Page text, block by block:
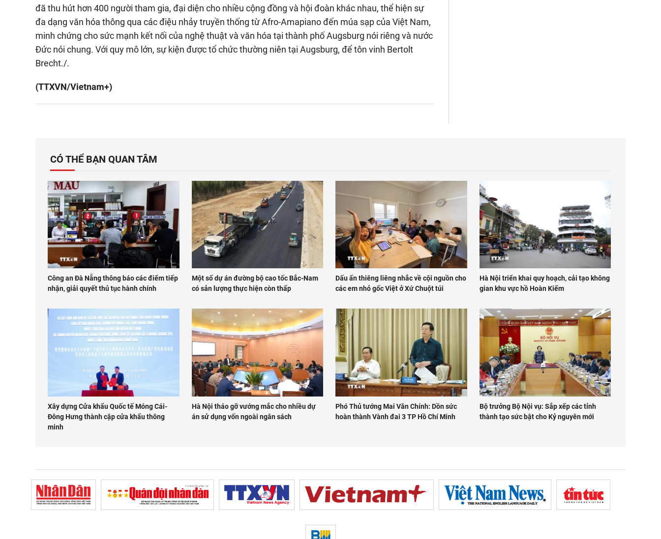
đã thu hút hơn 400 người tham gia, đại diện cho nhiều cộng đồng và hội đoàn khác nhau, thể hiện sự
đa dạng văn hóa thông qua các điệu nhảy truyền thống từ Afro-Amapiano đến múa sạp của Việt Nam,
minh chứng cho sức mạnh kết nối của nghệ thuật và văn hóa tại thành phố Augsburg nói riêng và nước
Đức nói chung. Với quy mô lớn, sự kiện được tổ chức thường niên tại Augsburg, để tôn vinh Bertolt
Brecht./.
(TTXVN/Vietnam+)
CÓ THỂ BẠN QUAN TÂM
Công an Đà Nẵng thông báo các điểm tiếp
nhận, giải quyết thủ tục hành chính
Một số dự án đường bộ cao tốc Bắc-Nam
có sản lượng thực hiện còn thấp
Dấu ấn thiêng liêng nhắc về cội nguồn cho
các em nhỏ gốc Việt ở Xứ Chuột túi
Hà Nội triển khai quy hoạch, cải tạo không
gian khu vực hồ Hoàn Kiếm
Xây dựng Cửa khẩu Quốc tế Móng Cái-
Đông Hưng thành cặp cửa khẩu thông
minh
Hà Nội tháo gỡ vướng mắc cho nhiều dự
án sử dụng vốn ngoài ngân sách
Phó Thủ tướng Mai Văn Chính: Dồn sức
hoàn thành Vành đai 3 TP Hồ Chí Minh
Bộ trưởng Bộ Nội vụ: Sắp xếp các tỉnh
thành tạo sức bật cho Kỷ nguyên mới